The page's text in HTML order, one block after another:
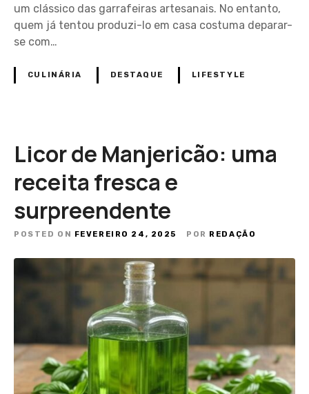
um clássico das garrafeiras artesanais. No entanto,
quem já tentou produzi-lo em casa costuma deparar-
se com…
CULINÁRIA DESTAQUE LIFESTYLE
Licor de Manjericão: uma
receita fresca e
surpreendente
POSTED ON FEVEREIRO 24, 2025 POR REDAÇÃO